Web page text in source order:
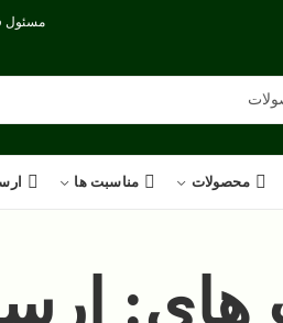
مسئول
محصولات مناسبت ها